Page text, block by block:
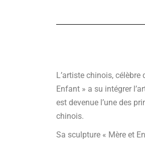
L’artiste chinois,
Enfant » a su intégrer
est devenue l’une des
chinois.
Sa sculpture « Mère et